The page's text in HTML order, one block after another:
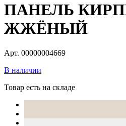
ПАНЕЛЬ
ЖЖЁНЫЙ
Арт. 00000004669
В наличии
Товар есть на складе